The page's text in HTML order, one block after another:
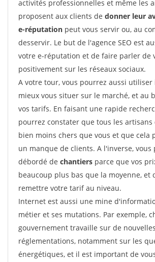
activités professionnelles et même les
proposent aux clients de donner leur
e-réputation peut vous servir ou, au
desservir. Le but de l'agence SEO est
votre e-réputation et de faire parler de
positivement sur les réseaux sociaux.
A votre tour, vous pourrez aussi
mieux vous situer sur le marché, et au
vos tarifs. En faisant une rapide
pourrez constater que tous les
bien moins chers que vous et que cela
un manque de clients. A l'inverse, vous
débordé de chantiers parce que vos
beaucoup plus bas que la moyenne, et
remettre votre tarif au niveau.
Internet est aussi une mine
métier et ses mutations. Par exemple,
gouvernement travaille sur de nouvelles
réglementations, notamment sur les
énergétiques, et il est important de